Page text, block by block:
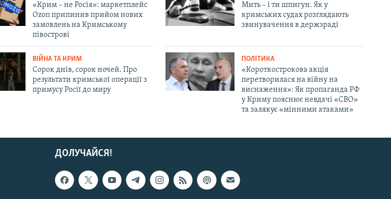
«Крим – не Росія»: маркетплейс
Ozon припинив прийом нових
замовлень на Кримському
півострові
Мить – і ти шпигун. Як у
кримських судах розглядають
звинувачення в держзраді
ВІЙНА ТА КРИМ
Сорок днів, сорок ночей. Про
результати кримської операції з
примусу Росії до миру
ПОЛІТИКА
«Короткострокова акція
перетворилася на війну на
виснаження»: Як пропаганда РФ
у Криму пояснює невдачі «СВО»
та залякує «мінними атаками»
ДОЛУЧАЙСЯ!